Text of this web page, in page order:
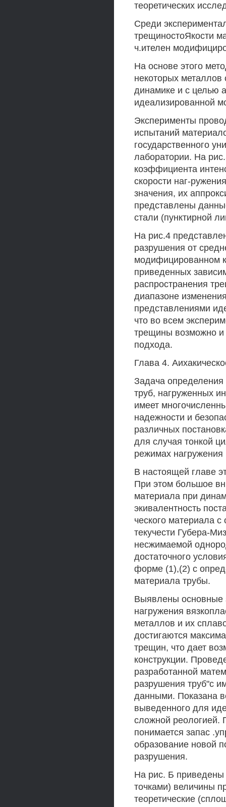
теоретических
Среди
трещиностоЯкости
ч.ителен
На основе этого
некоторых металлов
динамике и с целью
идеализированной
Эксперименты
испытаний
государственного
лаборатории. На
коэффициента
скорости наг-
значения, их
представлены
стали (пунктирной
На рис.4
разрушения от
модифицированном
приведенных
распространения
диапазоне
представлениями
что во всем
трещины возможно и
подхода.
Глава 4.
Задача
труб, нагруженных
имеет
надежности и
различных
для случая тонкой
режимах нагружения
В настоящей главе
При этом большое
материала при
экивалентность
ческого материала
текучести Губера-
несжимаемой
достаточного
форме (1),(2) с
материала трубы.
Выявлены основные
нагружения
металлов и их
достигаются
трещин, что дает
конструкции.
разработанной
разрушения труб"с
данными. Показана
выведенного для
сложной реологией.
понимается запас
образование новой
разрушения.
На рис. Б приведены
точками) величины
теоретические